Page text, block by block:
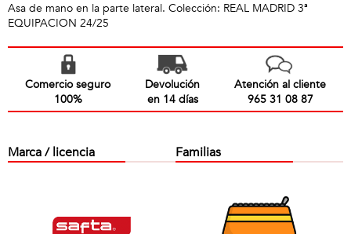
Asa de mano en la parte lateral. Colección: REAL MADRID 3ª
EQUIPACION 24/25
Comercio seguro
100%
Devolución
en 14 días
Atención al cliente
965 31 08 87
Marca / licencia Familias